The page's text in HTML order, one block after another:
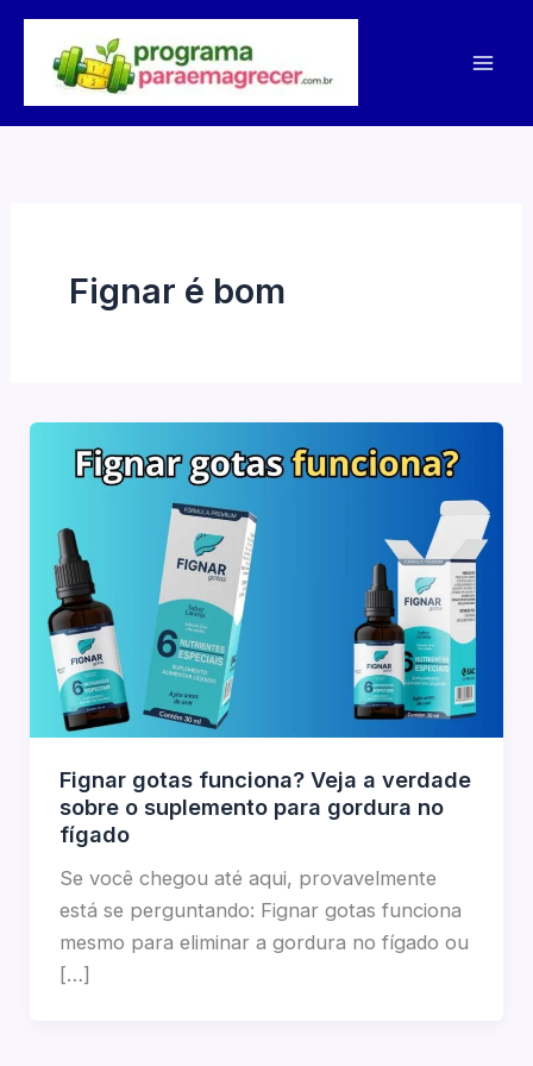
conteúdo
Fignar é bom
Fignar gotas funciona? Veja a verdade
sobre o suplemento para gordura no
fígado
Se você chegou até aqui, provavelmente
está se perguntando: Fignar gotas funciona
mesmo para eliminar a gordura no fígado ou
[…]